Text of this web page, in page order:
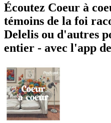
Écoutez Coeur à
témoins de la foi
Delelis ou d'autres
entier - avec l'app